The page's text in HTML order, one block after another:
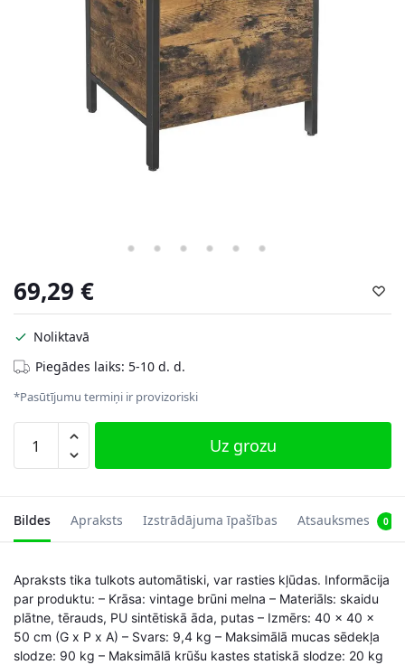
69,29 €
Noliktavā
Piegādes laiks: 5-10 d. d.
*Pasūtījumu termiņi ir provizoriski
LSB50BX,
brūns/melns
Uz grozu
Bildes Apraksts Izstrādājuma īpašības Atsauksmes 0
Apraksts tika tulkots automātiski, var rasties kļūdas. Informācija
par produktu: – Krāsa: vintage brūni melna – Materiāls: skaidu
plātne, tērauds, PU sintētiskā āda, putas – Izmērs: 40 x 40 x
50 cm (G x P x A) – Svars: 9,4 kg – Maksimālā mucas sēdekļa
slodze: 90 kg – Maksimālā krūšu kastes statiskā slodze: 20 kg